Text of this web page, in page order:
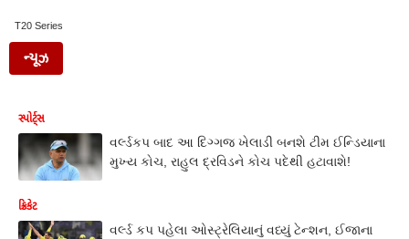
T20 Series
ન્યૂઝ
સ્પોર્ટ્સ
વર્લ્ડકપ બાદ આ દિગ્ગજ ખેલાડી બનશે ટીમ ઈન્ડિયાના
મુખ્ય કોચ, રાહુલ દ્રવિડને કોચ પદેથી હટાવાશે!
ક્રિકેટ
વર્લ્ડ કપ પહેલા ઓસ્ટ્રેલિયાનું વધ્યું ટેન્શન, ઈજાના